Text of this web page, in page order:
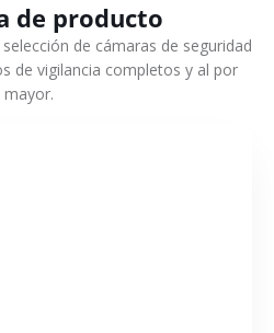
de producto
de cámaras de seguridad
de vigilancia completos y al por
mayor.